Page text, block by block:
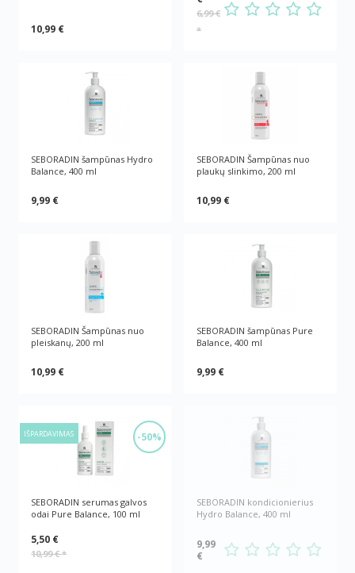
10,99 €
6,99 €
*
SEBORADIN šampūnas Hydro
Balance, 400 ml
9,99 €
SEBORADIN Šampūnas nuo
plaukų slinkimo, 200 ml
10,99 €
SEBORADIN Šampūnas nuo
pleiskanų, 200 ml
10,99 €
SEBORADIN šampūnas Pure
Balance, 400 ml
9,99 €
-50%
IŠPARDAVIMAS
SEBORADIN serumas galvos
odai Pure Balance, 100 ml
5,50 €
10,99 €*
SEBORADIN kondicionierius
Hydro Balance, 400 ml
9,99
€